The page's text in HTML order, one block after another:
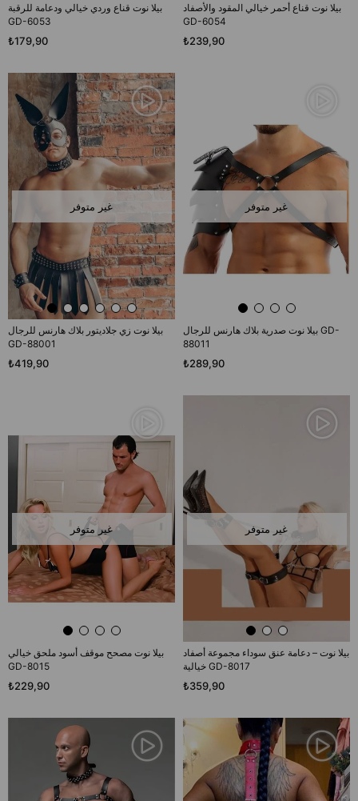
بيلا نوت قناع وردي خيالي ودعامة للرقبة
GD-6053
₺179,90
بيلا نوت قناع أحمر خيالي المقود والأصفاد
GD-6054
₺239,90
غير متوفر
بيلا نوت زي جلاديتور بلاك هارنس للرجال
GD-88001
₺419,90
غير متوفر
بيلا نوت صدرية بلاك هارنس للرجال GD-
88011
₺289,90
غير متوفر
بيلا نوت مصحح موقف أسود ملحق خيالي
GD-8015
₺229,90
غير متوفر
بيلا نوت – دعامة عنق سوداء مجموعة أصفاد
خيالية GD-8017
₺359,90